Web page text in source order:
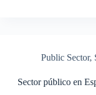
Public Sector,
Sector público en